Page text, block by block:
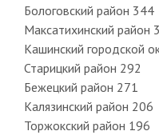
Бологовский район 344
Максатихинский район
Кашинский городской
Старицкий район 292
Бежецкий район 271
Калязинский район 206
Торжокский район 196